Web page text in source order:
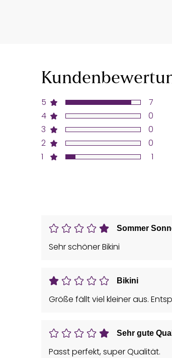
5
4
3
2
1
7
0
0
0
1
Sommer
Sehr schöner Bikini
Bikini
Größe fällt viel kleiner aus.
Sehr gute
Passt perfekt, super Qualität.